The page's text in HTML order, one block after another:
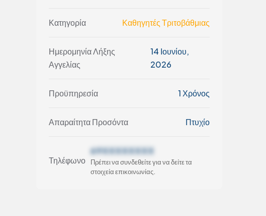
Κατηγορία Καθηγητές Τριτοβάθμιας
Ημερομηνία Λήξης
Αγγελίας
14 Ιουνίου,
2026
Προϋπηρεσία 1 Χρόνος
Απαραίτητα Προσόντα Πτυχίο
Τηλέφωνο
69XXXXXXXX
Πρέπει να συνδεθείτε για να δείτε τα
στοιχεία επικοινωνίας.